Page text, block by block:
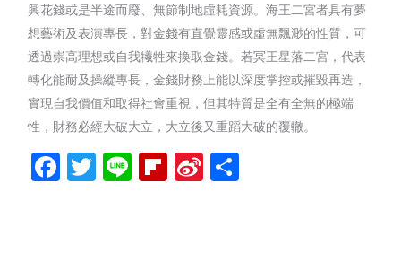
興花錢或是半途而廢、無節制地虛耗資源。海王二宮者具有夢
想藝術及表演專長，對金錢有直覺靈感或虛無飄渺的性質，可
透過崇高理想或自我犧牲來換取金錢。若冥王星落二宮，代表
轉化能耐及操縱專長，金錢財務上能以深度掌控或摧毀再造，
實現自我價值和取得社會重視，但其特質是全有全無的極端
性，財務必經大破大立，大立後又重蹈大破的覆轍。
Facebook
Twitter
LineFlipboard
Sina